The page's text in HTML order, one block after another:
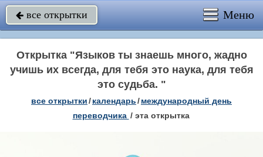
 все открытки Меню
Открытка "Языков ты знаешь много, жадно
учишь их всегда, для тебя это наука, для тебя
это судьба. "
все открытки/календарь/международный день
переводчика / эта открытка